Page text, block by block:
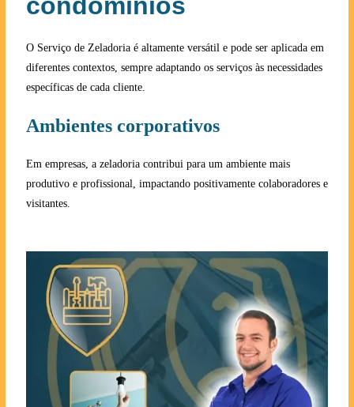
O Serviço de Zeladoria é altamente versátil e pode ser aplicada em
diferentes contextos, sempre adaptando os serviços às necessidades
específicas de cada cliente.
Ambientes corporativos
Em empresas, a zeladoria contribui para um ambiente mais
produtivo e profissional, impactando positivamente colaboradores e
visitantes.